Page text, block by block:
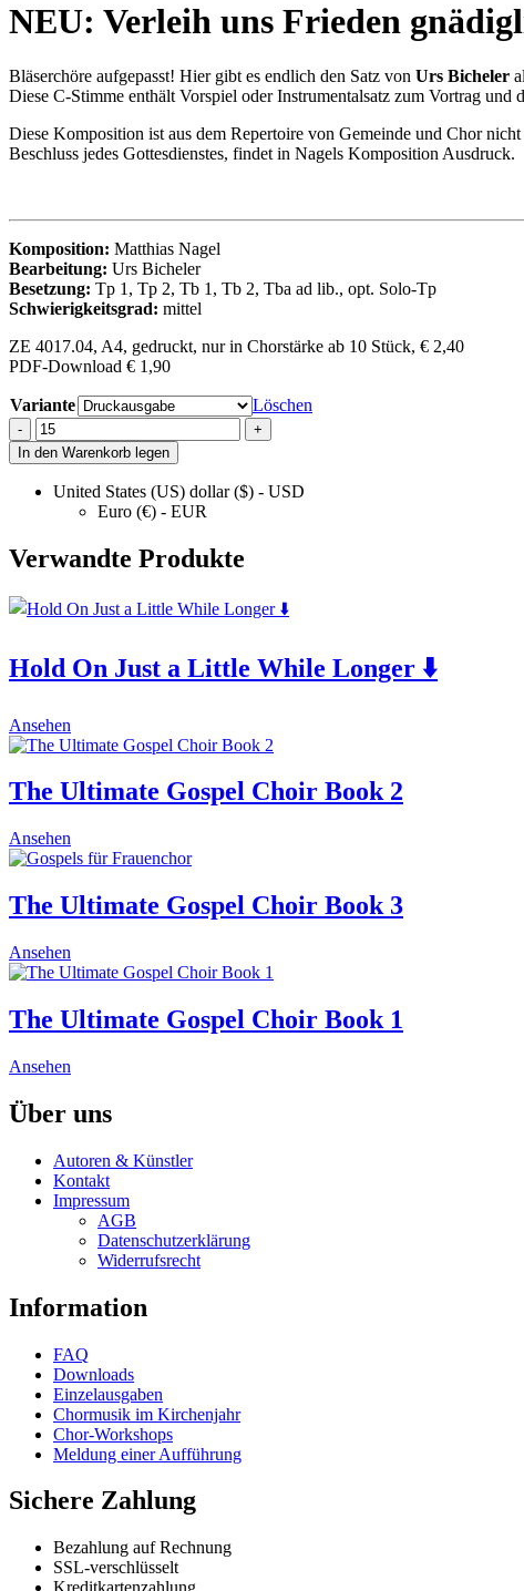
NEU: Verleih uns Frieden
Bläserchöre aufgepasst! Hier gibt es endlich den Satz von Urs Bicheler
Diese C-Stimme enthält Vorspiel oder Instrumentalsatz zum Vortrag und
Diese Komposition ist aus dem Repertoire von Gemeinde und Chor
Beschluss jedes Gottesdienstes, findet in Nagels Komposition Ausdruck.
Komposition: Matthias Nagel
Bearbeitung: Urs Bicheler
Besetzung: Tp 1, Tp 2, Tb 1, Tb 2, Tba ad lib., opt. Solo-Tp
Schwierigkeitsgrad: mittel
ZE 4017.04, A4, gedruckt, nur in Chorstärke ab 10 Stück, € 2,40
PDF-Download € 1,90
Variante Löschen
-
NEU:
Verleih
uns
Frieden
gnädiglich
+
In den Warenkorb legen
United States (US) dollar ($) - USD
Euro (€) - EUR
Verwandte Produkte
Hold On Just a Little While Longer ⬇️
Ansehen
product
multiple
variants.
options
may
chosen
on
product
page
The Ultimate Gospel Choir Book 2
Ansehen
The Ultimate Gospel Choir Book 3
Ansehen
The Ultimate Gospel Choir Book 1
Ansehen
Über uns
Autoren & Künstler
Kontakt
Impressum
AGB
Datenschutzerklärung
Widerrufsrecht
Information
FAQ
Downloads
Einzelausgaben
Chormusik im Kirchenjahr
Chor-Workshops
Meldung einer Aufführung
Sichere Zahlung
Bezahlung auf Rechnung
SSL-verschlüsselt